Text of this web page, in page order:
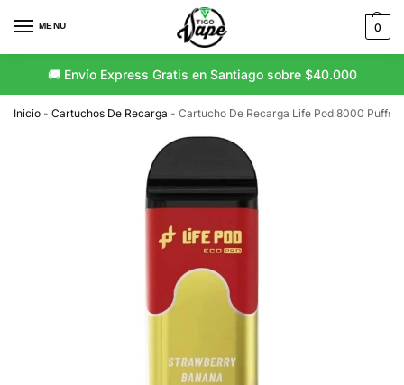
MENU 0
🚚 Envío Express Gratis en Santiago sobre $40.000
Inicio - Cartuchos De Recarga - Cartucho De Recarga Life Pod 8000 Puffs